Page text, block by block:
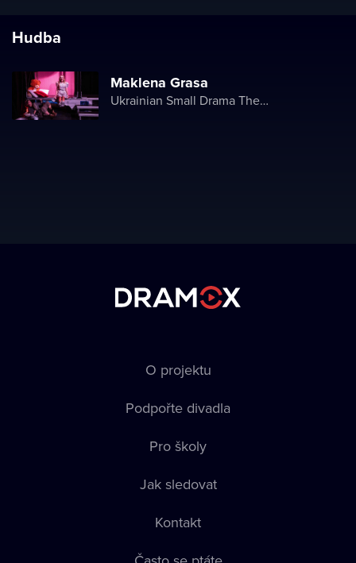
Hudba
Maklena Grasa
Ukrainian Small Drama Theater
O projektu
Podpořte divadla
Pro školy
Jak sledovat
Kontakt